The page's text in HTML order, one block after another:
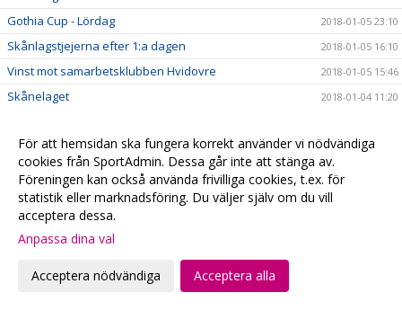
Gothia Cup - Lördag 2018-01-05 23:10
Skånlagstjejerna efter 1:a dagen 2018-01-05 16:10
Vinst mot samarbetsklubben Hvidovre 2018-01-05 15:46
Skånelaget 2018-01-04 11:20
Följ våra lag på Gothia Cup 2018-01-04 05:47
#fbcfamiljen goes Gothia 2018-01-02 20:58
God Jul & Gott Nytt År 2017-12-23 20:13
Kansliet håller stängd
Hyllade VM-hjältar
Julklappstips 2 - Hushållsnära tjänster till medlemspriser
För att hemsidan ska fungera korrekt använder vi nödvändiga
cookies från SportAdmin. Dessa går inte att stänga av.
Föreningen kan också använda frivilliga cookies, t.ex. för
statistik eller marknadsföring. Du väljer själv om du vill
acceptera dessa.
Anpassa dina val
Acceptera nödvändiga Acceptera alla